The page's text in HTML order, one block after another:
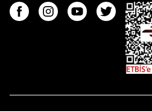
FacebookInstagramYoutubeTwitter
ETBIS